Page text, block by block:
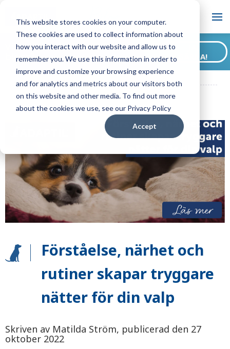
This website stores cookies on your computer.
These cookies are used to collect information about
how you interact with our website and allow us to
remember you. We use this information in order to
improve and customize your browsing experience
and for analytics and metrics about our visitors both
on this website and other media. To find out more
about the cookies we use, see our Privacy Policy
Accept
Blogg
ADAPTIL SE Blogg
Förståelse, närhet och rutiner skapar
tryggare nätter för din valp
Vill du prenumerera på vår
blogg?
GÄRNA!
Förståelse, närhet och
rutiner skapar tryggare
nätter för din valp
Skriven av Matilda Ström, publicerad den 27
oktober 2022